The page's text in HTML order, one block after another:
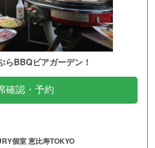
らBBQビアガーデン！
確認・予約
個室 恵比寿TOKYO